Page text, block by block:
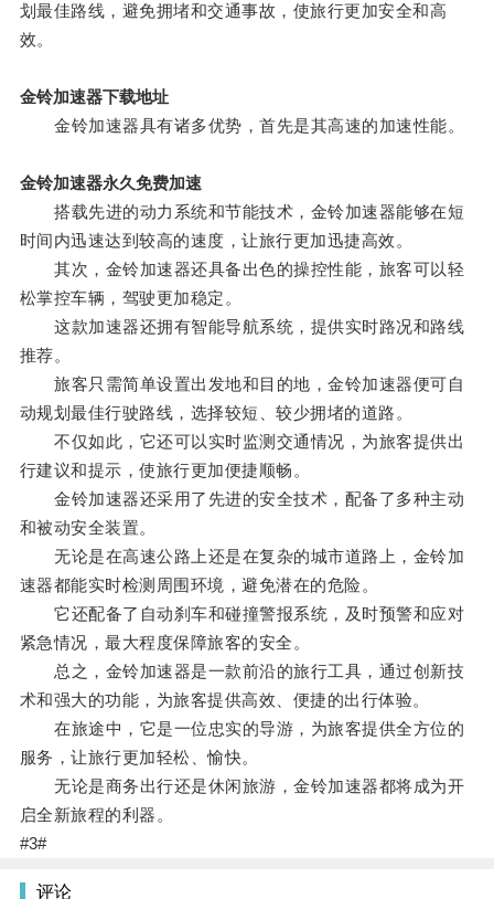
划最佳路线，避免拥堵和交通事故，使旅行更加安全和高
效。
金铃加速器下载地址
金铃加速器具有诸多优势，首先是其高速的加速性能。
金铃加速器永久免费加速
搭载先进的动力系统和节能技术，金铃加速器能够在短
时间内迅速达到较高的速度，让旅行更加迅捷高效。
其次，金铃加速器还具备出色的操控性能，旅客可以轻
松掌控车辆，驾驶更加稳定。
这款加速器还拥有智能导航系统，提供实时路况和路线
推荐。
旅客只需简单设置出发地和目的地，金铃加速器便可自
动规划最佳行驶路线，选择较短、较少拥堵的道路。
不仅如此，它还可以实时监测交通情况，为旅客提供出
行建议和提示，使旅行更加便捷顺畅。
金铃加速器还采用了先进的安全技术，配备了多种主动
和被动安全装置。
无论是在高速公路上还是在复杂的城市道路上，金铃加
速器都能实时检测周围环境，避免潜在的危险。
它还配备了自动刹车和碰撞警报系统，及时预警和应对
紧急情况，最大程度保障旅客的安全。
总之，金铃加速器是一款前沿的旅行工具，通过创新技
术和强大的功能，为旅客提供高效、便捷的出行体验。
在旅途中，它是一位忠实的导游，为旅客提供全方位的
服务，让旅行更加轻松、愉快。
无论是商务出行还是休闲旅游，金铃加速器都将成为开
启全新旅程的利器。
#3#
评论